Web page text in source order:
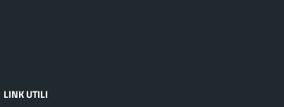
LINK UTILI